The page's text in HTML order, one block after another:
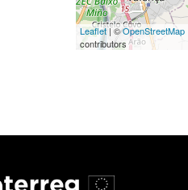
Leaflet| ©OpenStreetMap
contributors